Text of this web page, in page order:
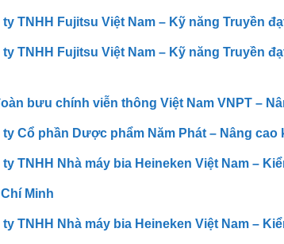
ty TNHH Fujitsu Việt Nam – Kỹ năng Truyền
ty TNHH Fujitsu Việt Nam – Kỹ năng Truyền
bưu chính viễn thông Việt Nam VNPT –
ty Cổ phần Dược phẩm Năm Phát – Nâng
TNHH Nhà máy bia Heineken Việt Nam –
Minh
TNHH Nhà máy bia Heineken Việt Nam –